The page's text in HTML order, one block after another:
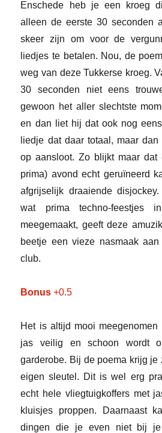
Enschede heb je een kroeg
alleen de eerste 30 seconden
skeer zijn om voor de
liedjes te betalen. Nou, de
weg van deze Tukkerse kroeg.
30 seconden niet eens
gewoon het aller slechtste
en dan liet hij dat ook nog
liedje dat daar totaal, maar
op aansloot. Zo blijkt maar dat
prima) avond echt geruïneerd
afgrijselijk draaiende
wat prima techno-feestjes
meegemaakt, geeft deze
beetje een vieze nasmaak
club.
Bonus +0.5
Het is altijd mooi
jas veilig en schoon wordt
garderobe. Bij de poema krijg je
eigen sleutel. Dit is wel erg
echt hele vliegtuigkoffers met
kluisjes proppen. Daarnaast
dingen die je even niet bij